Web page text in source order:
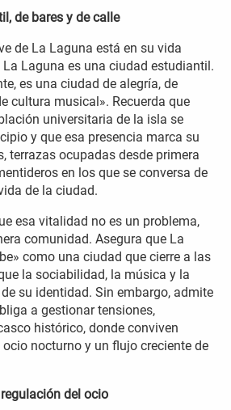
de bares y de calle
de La Laguna está en su vida
Laguna es una ciudad estudiantil.
es una ciudad de alegría, de
cultura musical». Recuerda que
universitaria de la isla se
y que esa presencia marca su
terrazas ocupadas desde primera
en los que se conversa de
de la ciudad.
esa vitalidad no es un problema,
comunidad. Asegura que La
como una ciudad que cierre a las
la sociabilidad, la música y la
su identidad. Sin embargo, admite
a gestionar tensiones,
histórico, donde conviven
ocio nocturno y un flujo creciente de
del ocio